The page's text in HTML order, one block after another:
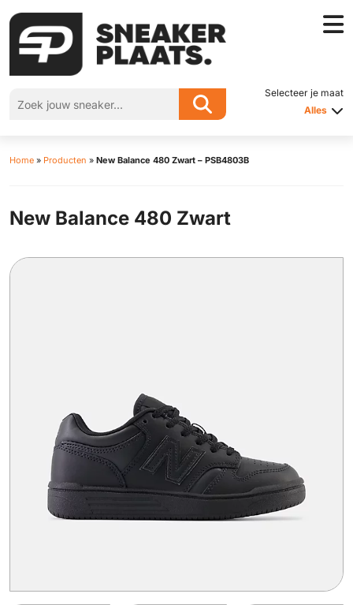
Selecteer je maat
Alles
Home » Producten » New Balance 480 Zwart – PSB4803B
New Balance 480 Zwart